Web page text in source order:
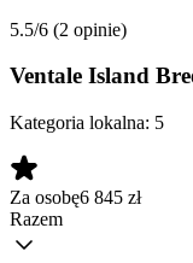
5.5/6 (2 opinie)
Ventale Island
Kategoria lokalna: 5
Za osobę6 845 zł
Razem